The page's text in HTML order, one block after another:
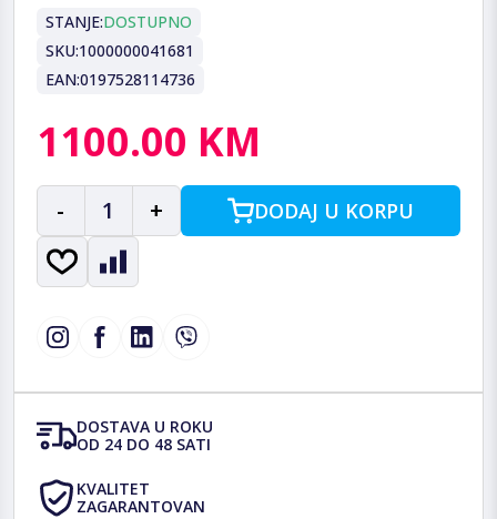
STANJE:DOSTUPNO
SKU:1000000041681
EAN:0197528114736
1100.00 KM
- 1 + DODAJ U KORPU
DOSTAVA U ROKU
OD 24 DO 48 SATI
KVALITET
ZAGARANTOVAN